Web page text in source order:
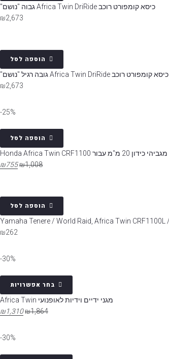
כיסא קומפורט רוכב Africa Twin DriRide גבוה "נושם"
₪2,673
הוספה לסל
כיסא קומפורט רוכב Africa Twin DriRide גובה רגיל "נושם"
₪2,673
25%-
הוספה לסל
מגביהי כידון 20 מ"מ עבור Honda Africa Twin CRF1100
₪1,008
₪755
הוספה לסל
₪262
30%-
בחר אפשרויות
מגני ידיים וידיות לאופנועי Africa Twin
₪1,864
₪1,310
30%-